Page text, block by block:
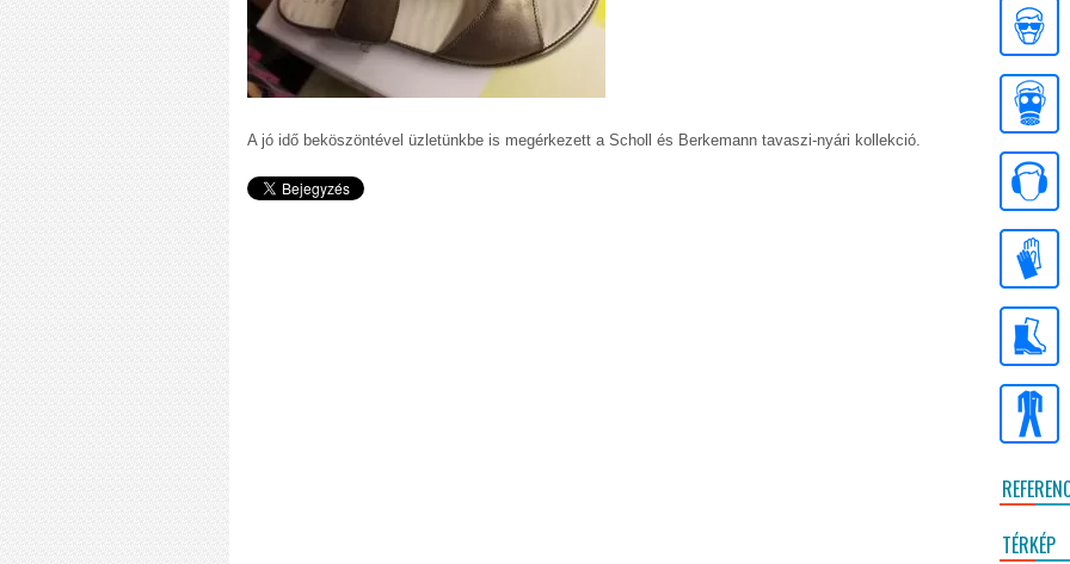
A jó idő beköszöntével üzletünkbe is megérkezett a Scholl és Berkemann tavaszi-nyári kollekció.
TÉRKÉP